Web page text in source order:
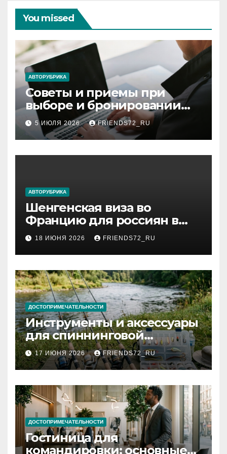
You missed
АВТОРУБРИКА
Советы и приемы при
выборе и бронировании
авиабилетов
5 ИЮЛЯ 2026 FRIENDS72_RU
АВТОРУБРИКА
Шенгенская виза во
Францию для россиян в
2026 году: сроки от 3 дней
и список необходимых
документов
18 ИЮНЯ 2026 FRIENDS72_RU
ДОСТОПРИМЕЧАТЕЛЬНОСТИ
Инструменты и аксессуары
для спиннинговой
рыбалки: назначение и
типы
17 ИЮНЯ 2026 FRIENDS72_RU
ДОСТОПРИМЕЧАТЕЛЬНОСТИ
Гостиница для
командировки: основные